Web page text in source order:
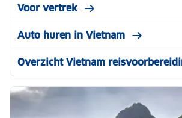
Voor vertrek
Auto huren in Vietnam
Overzicht Vietnam